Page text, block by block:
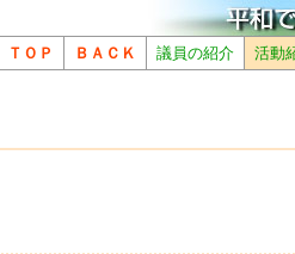
ＴＯＰ ＢＡＣＫ 議員の紹介 活動